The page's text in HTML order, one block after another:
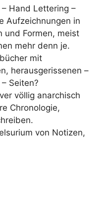
Hand Lettering –
Aufzeichnungen in
und Formen, meist
mehr denn je.
mit
herausgerissenen –
Seiten?
völlig anarchisch
Chronologie,
von Notizen,